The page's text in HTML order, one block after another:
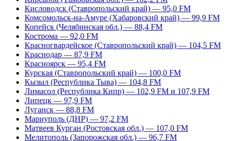
Кисловодск (Ставропольский край) — 95,0 FM
Комсомольск-на-Амуре (Хабаровский край) — 99,9 FM
Копейск (Челябинская обл.) — 88,4 FM
Кострома — 92,0 FM
Красногвардейское (Ставропольский край) — 104,5 FM
Краснодар — 87,9 FM
Красноярск — 95,4 FM
Курская (Ставропольский край) — 100,0 FM
Кызыл (Республика Тыва) — 104,8 FM
Лимасол (Республика Кипр) — 102,9 FM и 107,9 FM
Липецк — 97,9 FM
Луганск — 88,8 FM
Мариуполь (ДНР) — 97,2 FM
Матвеев Курган (Ростовская обл.) — 107,0 FM
Мелитополь (Запорожская обл.) — 96,7 FM